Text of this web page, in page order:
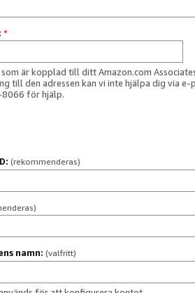
*
är kopplad till ditt Amazon.com
till den adressen kan vi inte hjälpa dig via e-
för hjälp.
(rekommenderas)
namn: (valfritt)